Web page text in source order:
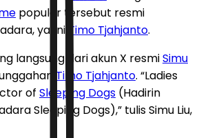
populer tersebut resmi
yakni Timo Tjahjanto.
langsung dari akun X resmiSimu
Timo Tjahjanto. “Ladies
of Sleeping Dogs (Hadirin
Sleeping Dogs),” tulis Simu Liu,